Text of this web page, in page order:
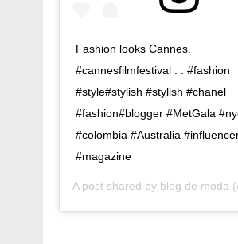
Fashion looks Cannes.
#cannesfilmfestival . . #fashion
#style#stylish #stylish #chanel
#fashion#blogger #MetGala
#colombia #Australia
#magazine
A post shared by blog de moda